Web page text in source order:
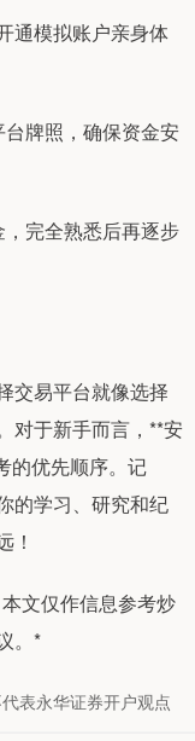
通模拟账户亲身体
牌照，确保资金安
完全熟悉后再逐步
交易平台就像选择
对于新手而言，**安
的优先顺序。记
的学习、研究和纪
！
文仅作信息参考炒
。*
表永华证券开户观点